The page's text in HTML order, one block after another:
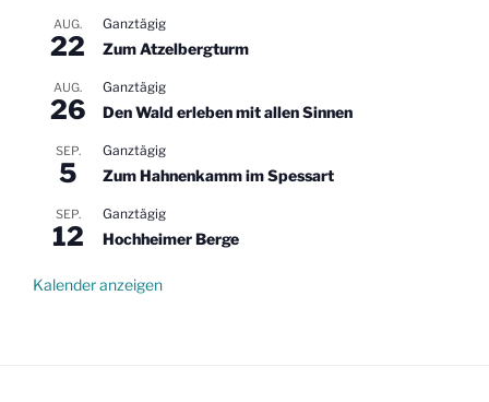
AUG.
22
Ganztägig
Zum Atzelbergturm
AUG.
26
Ganztägig
Den Wald erleben mit allen Sinnen
SEP.
5
Ganztägig
Zum Hahnenkamm im Spessart
SEP.
12
Ganztägig
Hochheimer Berge
Kalender anzeigen